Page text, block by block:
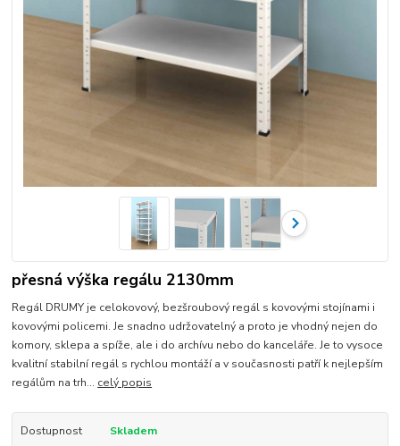
přesná výška regálu 2130mm
Regál DRUMY je celokovový, bezšroubový regál s kovovými stojínami i
kovovými policemi. Je snadno udržovatelný a proto je vhodný nejen do
komory, sklepa a spíže, ale i do archívu nebo do kanceláře. Je to vysoce
kvalitní stabilní regál s rychlou montáží a v současnosti patří k nejlepším
regálům na trh... celý popis
Dostupnost Skladem